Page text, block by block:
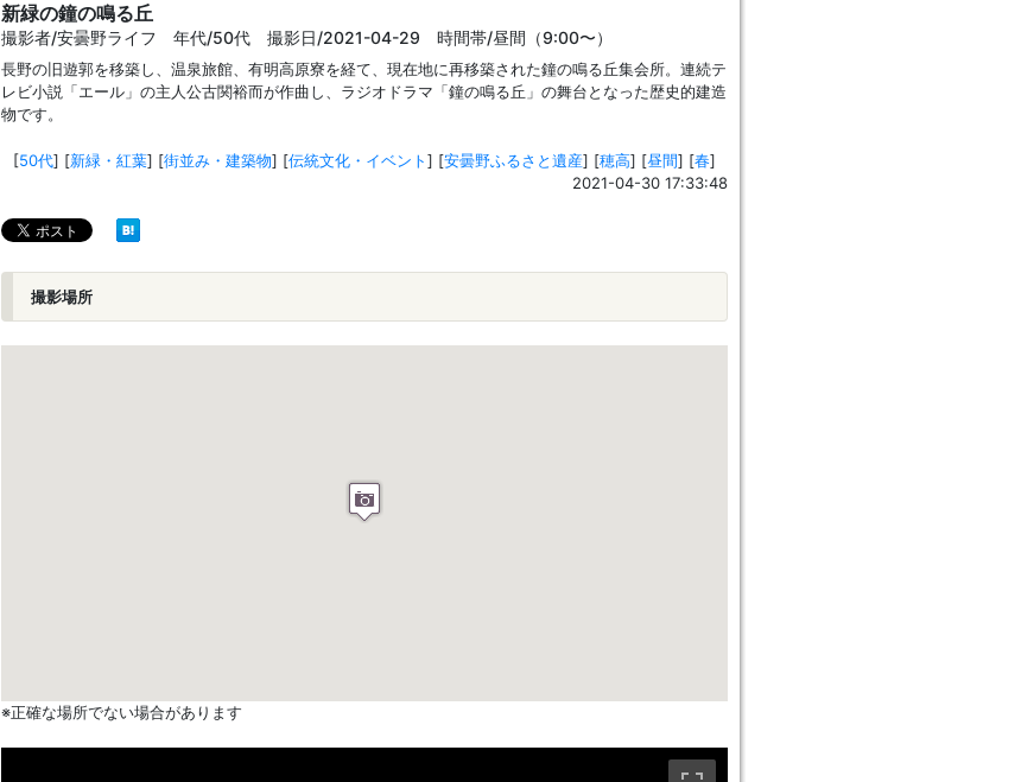
新緑の鐘の鳴る丘
撮影者/安曇野ライフ 年代/50代 撮影日/2021-04-29 時間帯/昼間（9:00〜）
長野の旧遊郭を移築し、温泉旅館、有明高原寮を経て、現在地に再移築された鐘の鳴る丘集会所。連続テ
レビ小説「エール」の主人公古関裕而が作曲し、ラジオドラマ「鐘の鳴る丘」の舞台となった歴史的建造
物です。
[50代] [新緑・紅葉] [街並み・建築物] [伝統文化・イベント] [安曇野ふるさと遺産] [穂高] [昼間] [春]
2021-04-30 17:33:48
撮影場所
※正確な場所でない場合があります